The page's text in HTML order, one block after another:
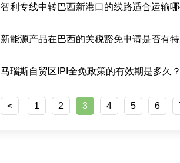
智利专线中转巴西新港口的线路适合运输哪
新能源产品在巴西的关税豁免申请是否有
马瑙斯自贸区IPI全免政策的有效期是多久？
< 1 2 3 4 5 6